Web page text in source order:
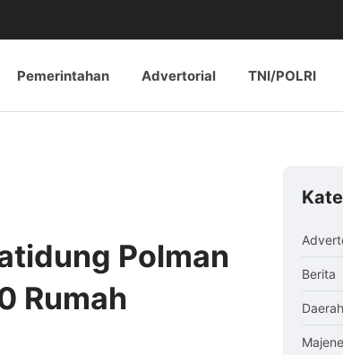
Pemerintahan Advertorial TNI/POLRI
Polman
Rumah
Berita
Daerah
Majene